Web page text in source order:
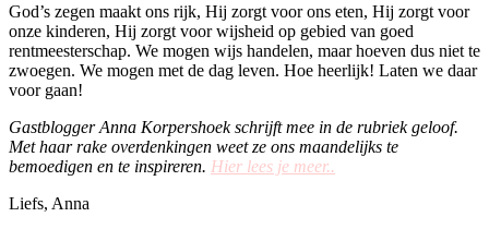
God’s zegen maakt ons rijk, Hij zorgt voor ons eten, Hij zorgt voor
onze kinderen, Hij zorgt voor wijsheid op gebied van goed
rentmeesterschap. We mogen wijs handelen, maar hoeven dus niet te
zwoegen. We mogen met de dag leven. Hoe heerlijk! Laten we daar
voor gaan!
Gastblogger Anna Korpershoek schrijft mee in de rubriek geloof.
Met haar rake overdenkingen weet ze ons maandelijks te
bemoedigen en te inspireren. Hier lees je meer..
Liefs, Anna